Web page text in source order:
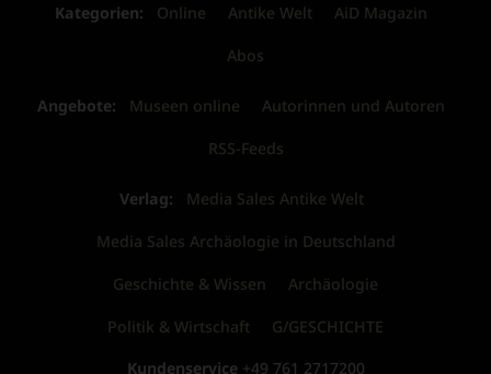
Kategorien: Online Antike Welt AiD Magazin
Abos
Angebote: Museen online Autorinnen und Autoren
RSS-Feeds
Verlag: Media Sales Antike Welt
Media Sales Archäologie in Deutschland
Geschichte & Wissen Archäologie
Politik & Wirtschaft G/GESCHICHTE
Kundenservice +49 761 2717200